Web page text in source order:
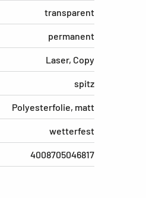
transparent
permanent
Laser, Copy
spitz
Polyesterfolie, matt
wetterfest
4008705046817